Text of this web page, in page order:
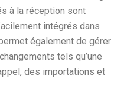
à la réception sont
intégrés dans
également de gérer
tels qu’une
des importations et